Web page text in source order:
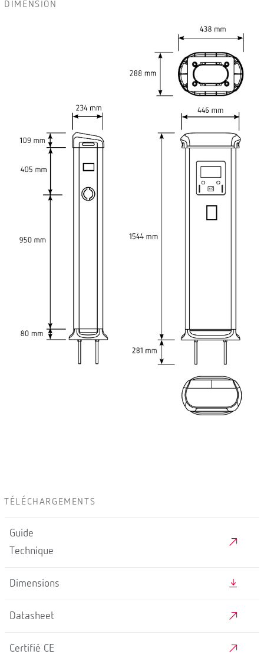
DIMENSION
TÉLÉCHARGEMENTS
Guide
Technique
Dimensions
Datasheet
Certifié CE